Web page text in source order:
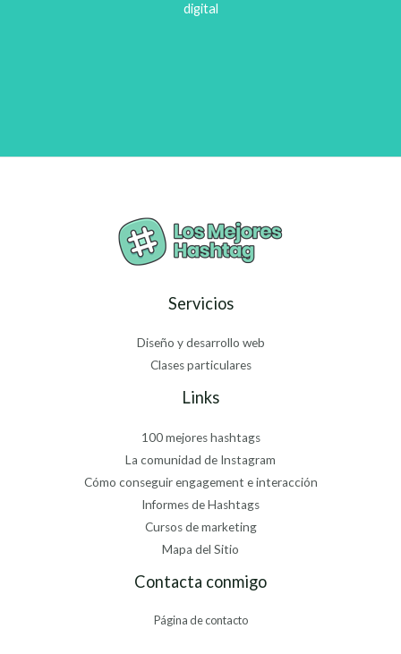
digital
Servicios
Diseño y desarrollo web
Clases particulares
Links
100 mejores hashtags
La comunidad de Instagram
Cómo conseguir engagement e interacción
Informes de Hashtags
Cursos de marketing
Mapa del Sitio
Contacta conmigo
Página de contacto